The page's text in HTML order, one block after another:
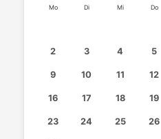
Mo Di Mi Do
2 3 4 5
9 10 11 12
16 17 18 19
23 24 25 26